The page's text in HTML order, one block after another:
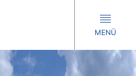
MENÜ